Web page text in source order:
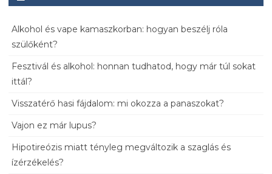
Alkohol és vape kamaszkorban: hogyan beszélj róla
szülőként?
Fesztivál és alkohol: honnan tudhatod, hogy már túl sokat
ittál?
Visszatérő hasi fájdalom: mi okozza a panaszokat?
Vajon ez már lupus?
Hipotireózis miatt tényleg megváltozik a szaglás és
ízérzékelés?